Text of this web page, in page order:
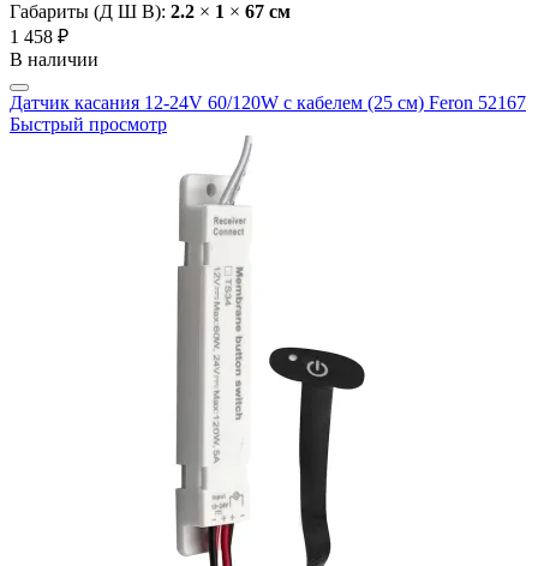
Габариты (Д Ш В): 2.2 × 1 × 67 cм
1 458 ₽
В наличии
Датчик касания 12-24V 60/120W с кабелем (25 см) Feron 52167
Быстрый просмотр